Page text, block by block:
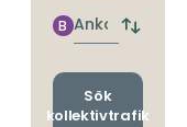
Ankomst
B
Byt
och
Sök
kollektivtrafik